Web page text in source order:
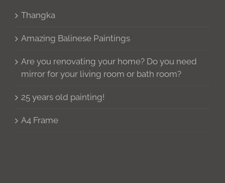
Thangka
Amazing Balinese Paintings
Are you renovating your home? Do you need
mirror for your living room or bath room?
25 years old painting!
A4 Frame